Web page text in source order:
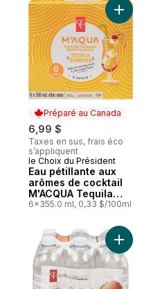
Préparé au Canada
6,99 $
Taxes en sus, frais éco
s’appliquent
Préparé au Canada
le Choix du Président
Eau pétillante aux
arômes de cocktail
M'ACQUA Tequila
Sunrise
6x355.0 ml, 0,33 $/100ml
Ajouter
Ajouter